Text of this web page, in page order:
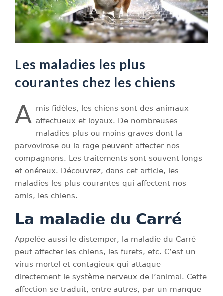
Les maladies les plus
courantes chez les chiens
A mis fidèles, les chiens sont des animaux
affectueux et loyaux. De nombreuses
maladies plus ou moins graves dont la
parvovirose ou la rage peuvent affecter nos
compagnons. Les traitements sont souvent longs
et onéreux. Découvrez, dans cet article, les
maladies les plus courantes qui affectent nos
amis, les chiens.
La maladie du Carré
Appelée aussi le distemper, la maladie du Carré
peut affecter les chiens, les furets, etc. C’est un
virus mortel et contagieux qui attaque
directement le système nerveux de l’animal. Cette
affection se traduit, entre autres, par un manque